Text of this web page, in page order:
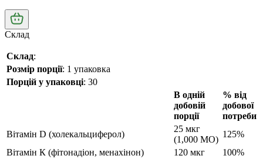
Склад
Склад:
Розмір порції: 1 упаковка
Порцій у упаковці: 30
В одній
добовій
порції
% від
добової
потреби
Вітамін D (холекальциферол)
25 мкг
(1,000 МО)
125%
Вітамін К (фітонадіон, менахінон)
120 мкг 100%